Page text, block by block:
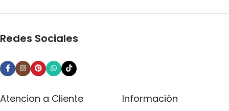
Redes Sociales
Atencion a Cliente Información